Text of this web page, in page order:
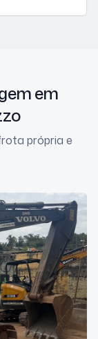
em
própria e